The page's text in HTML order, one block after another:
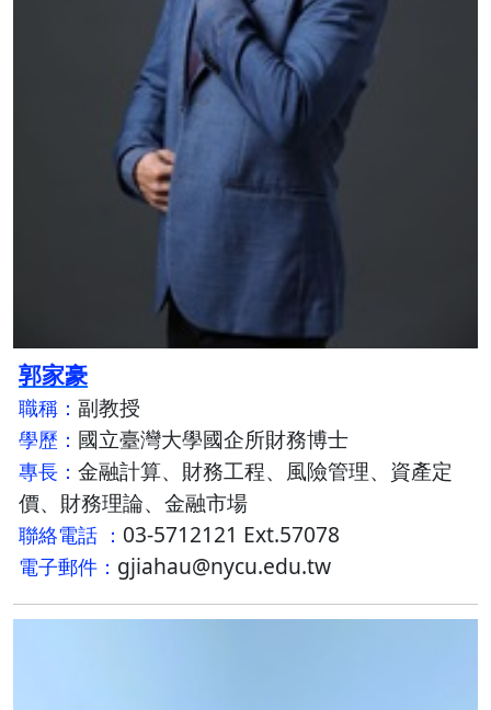
郭家豪
職稱： 副教授
學歷： 國立臺灣大學國企所財務博士
專長： 金融計算、財務工程、風險管理、資產定
價、財務理論、金融市場
聯絡電話 ： 03-5712121 Ext.57078
電子郵件： gjiahau@nycu.edu.tw